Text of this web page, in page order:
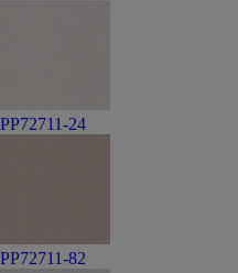
PP72711-24
PP72711-82